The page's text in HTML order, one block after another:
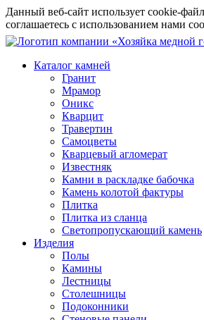
Данный веб-сайт использует cookie-
соглашаетесь с использованием нами
Каталог камней
Гранит
Мрамор
Оникс
Кварцит
Травертин
Самоцветы
Кварцевый агломерат
Известняк
Камни в раскладке бабочка
Камень колотой фактуры
Плитка
Плитка из сланца
Светопропускающий камень
Изделия
Полы
Камины
Лестницы
Столешницы
Подоконники